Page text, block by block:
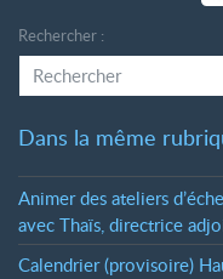
Rechercher :
Dans la même
Animer des ateliers
avec Thaïs, directrice
Calendrier (provisoire)